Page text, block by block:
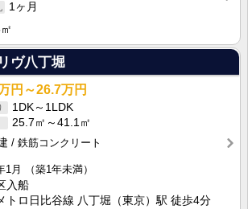
1ヶ月
ヴ八丁堀
円～26.7万円
1DK～1LDK
25.7㎡～41.1㎡
鉄筋コンクリート
1月
（築1年未満）
入船
トロ日比谷線 八丁堀（東京）駅 徒歩4分